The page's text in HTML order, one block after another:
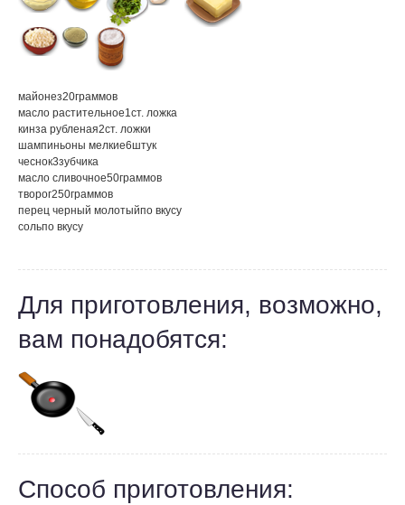
майонез20граммов
масло растительное1ст. ложка
кинза рубленая2ст. ложки
шампиньоны мелкие6штук
чеснок3зубчика
масло сливочное50граммов
творог250граммов
перец черный молотыйпо вкусу
сольпо вкусу
Для приготовления, возможно,
вам понадобятся:
Способ приготовления: